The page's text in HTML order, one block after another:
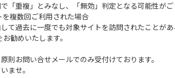
「重複」とみなし、「無効」判定となる可能性がご
複数回ご利用された場合
て過去に一度でも対象サイトを訪問されたことが
勧めいたします。
則お問い合せメールでのみ受付けております。
ませ。